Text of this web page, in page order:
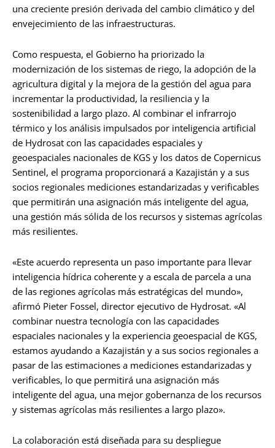
una creciente presión derivada del cambio climático y del
envejecimiento de las infraestructuras.
Como respuesta, el Gobierno ha priorizado la
modernización de los sistemas de riego, la adopción de la
agricultura digital y la mejora de la gestión del agua para
incrementar la productividad, la resiliencia y la
sostenibilidad a largo plazo. Al combinar el infrarrojo
térmico y los análisis impulsados por inteligencia artificial
de Hydrosat con las capacidades espaciales y
geoespaciales nacionales de KGS y los datos de Copernicus
Sentinel, el programa proporcionará a Kazajistán y a sus
socios regionales mediciones estandarizadas y verificables
que permitirán una asignación más inteligente del agua,
una gestión más sólida de los recursos y sistemas agrícolas
más resilientes.
«Este acuerdo representa un paso importante para llevar
inteligencia hídrica coherente y a escala de parcela a una
de las regiones agrícolas más estratégicas del mundo»,
afirmó Pieter Fossel, director ejecutivo de Hydrosat. «Al
combinar nuestra tecnología con las capacidades
espaciales nacionales y la experiencia geoespacial de KGS,
estamos ayudando a Kazajistán y a sus socios regionales a
pasar de las estimaciones a mediciones estandarizadas y
verificables, lo que permitirá una asignación más
inteligente del agua, una mejor gobernanza de los recursos
y sistemas agrícolas más resilientes a largo plazo».
La colaboración está diseñada para su despliegue